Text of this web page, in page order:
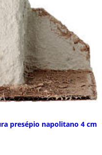
presépio napolitano 4 cm